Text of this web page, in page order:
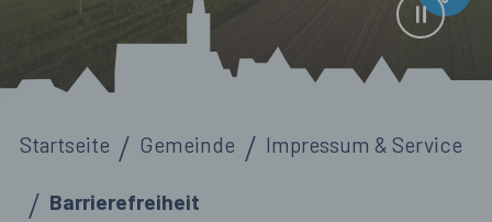
Startseite Gemeinde Impressum & Service
Barrierefreiheit